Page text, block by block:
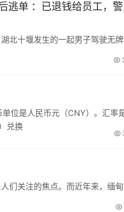
逃单 ：已退钱给员工，
北十堰发生的一起男子驾驶无
位是人民币元（CNY）。汇率
兑换
们关注的焦点。而近年来，缅